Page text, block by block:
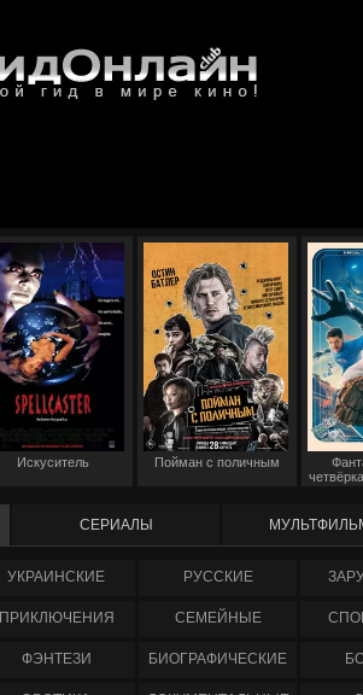
Искуситель Пойман с поличным
СЕРИАЛЫ
УКРАИНCКИЕ РУССКИЕ
ПРИКЛЮЧЕНИЯ СЕМЕЙНЫЕ
ФЭНТЕЗИ БИОГРАФИЧЕСКИЕ